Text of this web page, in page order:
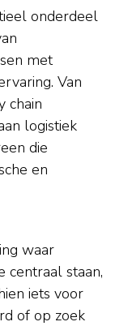
onderdeel
met
Van
chain
logistiek
die
en
waar
centraal staan,
iets voor
of op zoek